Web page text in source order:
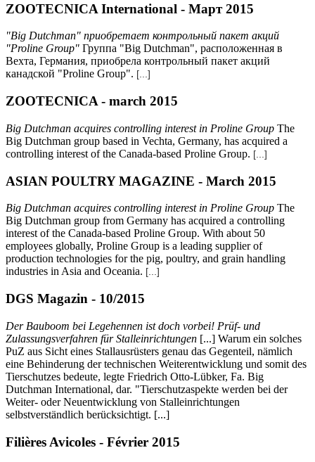
ZOOTECNICA International - Март 2015
"Big Dutchman" приобретает контрольный пакет акций
"Proline Group" Группа "Big Dutchman", расположенная в
Вехта, Германия, приобрела контрольный пакет акций
канадской "Proline Group". [...]
ZOOTECNICA - march 2015
Big Dutchman acquires controlling interest in Proline Group The
Big Dutchman group based in Vechta, Germany, has acquired a
controlling interest of the Canada-based Proline Group. [...]
ASIAN POULTRY MAGAZINE - March 2015
Big Dutchman acquires controlling interest in Proline Group The
Big Dutchman group from Germany has acquired a controlling
interest of the Canada-based Proline Group. With about 50
employees globally, Proline Group is a leading supplier of
production technologies for the pig, poultry, and grain handling
industries in Asia and Oceania. [...]
DGS Magazin - 10/2015
Der Bauboom bei Legehennen ist doch vorbei! Prüf- und
Zulassungsverfahren für Stalleinrichtungen [...] Warum ein solches
PuZ aus Sicht eines Stallausrüsters genau das Gegenteil, nämlich
eine Behinderung der technischen Weiterentwicklung und somit des
Tierschutzes bedeute, legte Friedrich Otto-Lübker, Fa. Big
Dutchman International, dar. "Tierschutzaspekte werden bei der
Weiter- oder Neuentwicklung von Stalleinrichtungen
selbstverständlich berücksichtigt. [...]
Filières Avicoles - Février 2015